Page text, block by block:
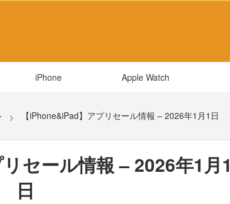
iPhone Apple Watch
【iPhone&iPad】アプリセール情報 – 2026年1月1日
セール情報 – 2026年1月1
日